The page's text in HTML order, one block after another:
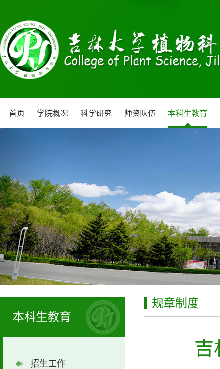
首页 学院概况 科学研究 师资队伍 本科生教育
本科生教育
招生工作
规章制度
吉